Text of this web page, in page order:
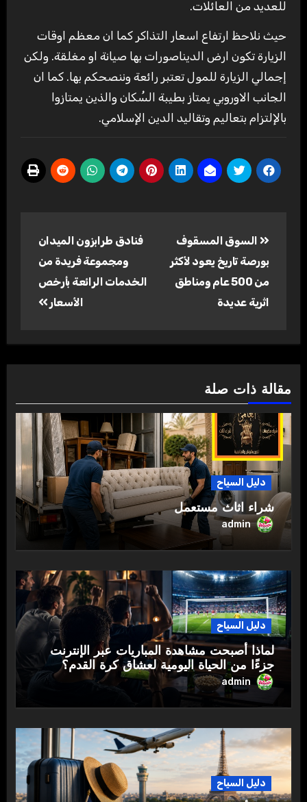
للعديد من العائلات.
حيث نلاحظ ارتفاع اسعار التذاكر كما ان معظم اوقات
الزيارة تكون ارض الديناصورات بها صيانة او مغلقة. ولكن
إجمالي الزيارة للمول تعتبر رائعة وننصحكم بها. كما ان
الجانب الاوروبي يمتاز بطيبة السُكان والذين يمتازوا
بالإلتزام بتعاليم وتقاليد الدين الإسلامي.
المقالات
السوق المسقوف
بورصة تاريخ يعود لأكثر
من 500 عام ومناطق
اثرية عديدة
فنادق طرابزون الميدان
ومجموعة فريدة من
الخدمات الرائعة بأرخص
الأسعار
مقالة ذات صلة
دليل السياح
شراء اثاث مستعمل
admin
دليل السياح
لماذا أصبحت مشاهدة المباريات عبر الإنترنت
جزءًا من الحياة اليومية لعشاق كرة القدم؟
admin
دليل السياح